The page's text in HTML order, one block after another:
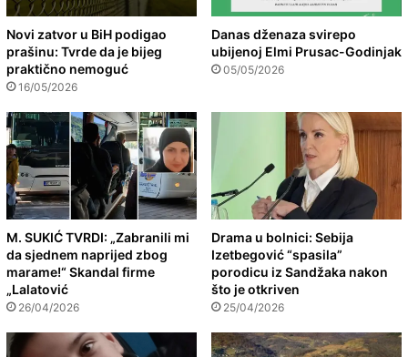
Novi zatvor u BiH podigao
prašinu: Tvrde da je bijeg
praktično nemoguć
16/05/2026
Danas dženaza svirepo
ubijenoj Elmi Prusac-Godinjak
05/05/2026
M. SUKIĆ TVRDI: „Zabranili mi
da sjednem naprijed zbog
marame!“ Skandal firme
„Lalatović
26/04/2026
Drama u bolnici: Sebija
Izetbegović “spasila”
porodicu iz Sandžaka nakon
što je otkriven
25/04/2026